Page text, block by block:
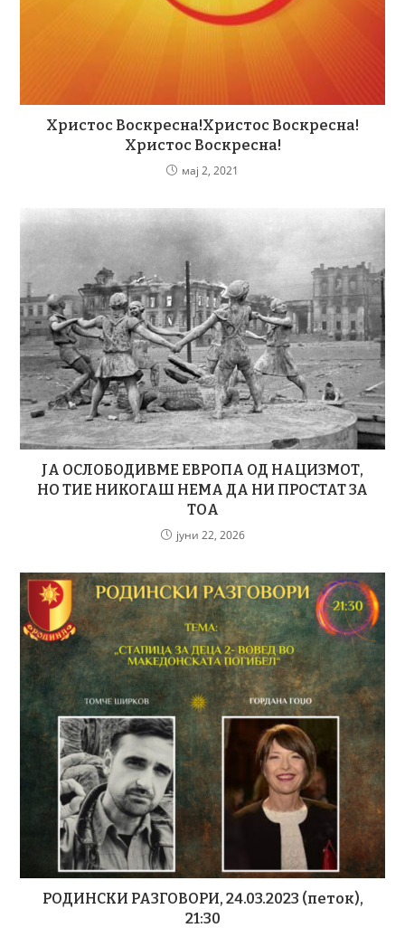
Христос Воскресна!Христос Воскресна!
Христос Воскресна!
мај 2, 2021
ЈА ОСЛОБОДИВМЕ ЕВРОПА ОД НАЦИЗМОТ,
НО ТИЕ НИКОГАШ НЕМА ДА НИ ПРОСТАТ ЗА
ТОА
јуни 22, 2026
РОДИНСКИ РАЗГОВОРИ, 24.03.2023 (петок),
21:30